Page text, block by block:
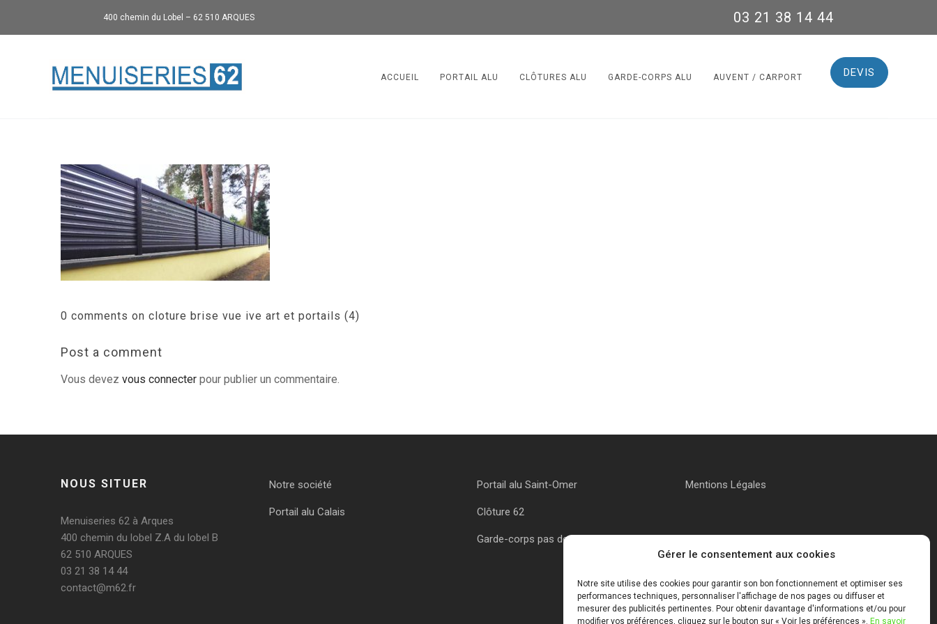
Gérer le consentement aux cookies
Notre site utilise des cookies pour garantir son bon fonctionnement et optimiser ses
performances techniques, personnaliser l'affichage de nos pages ou diffuser et
mesurer des publicités pertinentes. Pour obtenir davantage d'informations et/ou pour
modifier vos préférences, cliquez sur le bouton sur « Voir les préférences ». En savoir
400 chemin du Lobel – 62 510 ARQUES 03 21 38 14 44
DEVIS
ACCUEIL PORTAIL ALU CLÔTURES ALU GARDE-CORPS ALU AUVENT / CARPORT
0 comments on cloture brise vue ive art et portails (4)
Post a comment
Vous devezvous connecter pour publier un commentaire.
NOUS SITUER
Menuiseries 62 à Arques
400 chemin du lobel Z.A du lobel B
62 510 ARQUES
03 21 38 14 44
contact@m62.fr
Notre société
Portail alu Calais
Portail alu Saint-Omer
Clôture 62
Garde-corps pas de calais
Mentions Légales